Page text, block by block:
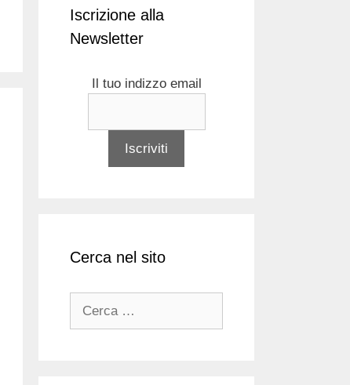
Iscrizione alla
Newsletter
Il tuo indizzo email
Cerca nel sito